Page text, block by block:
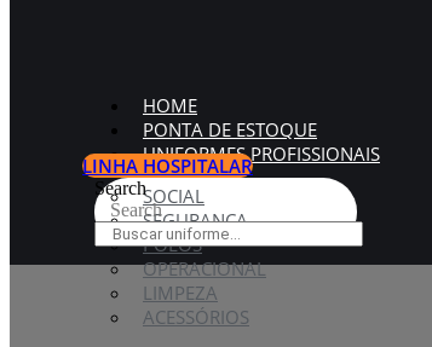
HOME
PONTA DE ESTOQUE
UNIFORMES PROFISSIONAIS
SOCIAL
SEGURANÇA
POLOS
OPERACIONAL
LIMPEZA
ACESSÓRIOS
LINHA HOSPITALAR
Search
Search